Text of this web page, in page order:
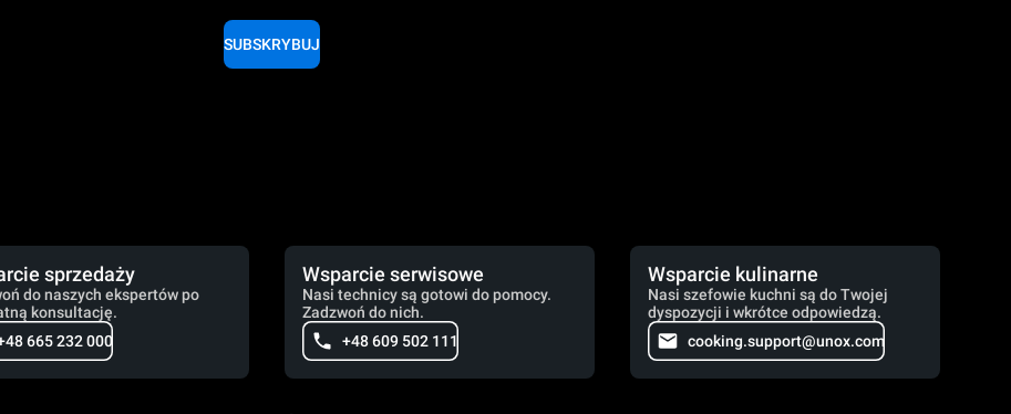
SUBSKRYBUJ
sprzedaży
do naszych ekspertów po
konsultację.
665 232 000
Wsparcie serwisowe
Nasi technicy są gotowi do pomocy.
Zadzwoń do nich.
+48 609 502 111
Wsparcie kulinarne
Nasi szefowie kuchni są do Twojej
dyspozycji i wkrótce odpowiedzą.
cooking.support@unox.com